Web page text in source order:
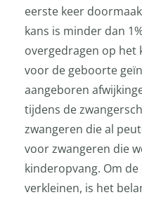
eerste keer
kans is minder dan
overgedragen op het
voor de geboorte
aangeboren
tijdens de
zwangeren die al
voor zwangeren die
kinderopvang. Om
verkleinen, is het